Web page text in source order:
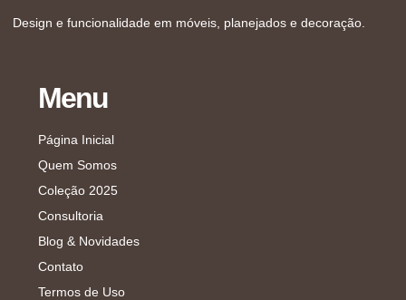
Design e funcionalidade em móveis, planejados e decoração.
Menu
Página Inicial
Quem Somos
Coleção 2025
Consultoria
Blog & Novidades
Contato
Termos de Uso